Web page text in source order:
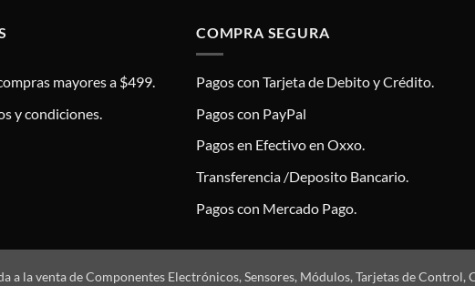
mayores a $499.
y condiciones.
COMPRA SEGURA
Pagos con Tarjeta de Debito y Crédito.
Pagos con PayPal
Pagos en Efectivo en Oxxo.
Transferencia /Deposito Bancario.
Pagos con Mercado Pago.
a la venta de Componentes Electrónicos, Sensores, Módulos, Tarjetas de